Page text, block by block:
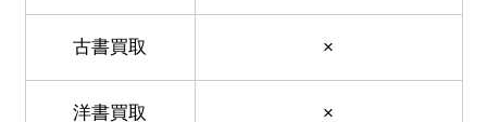
古書買取 ×
洋書買取 ×